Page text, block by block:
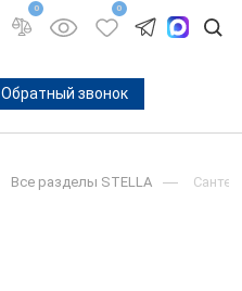
0 0
Обратный звонок
Все разделы STELLA